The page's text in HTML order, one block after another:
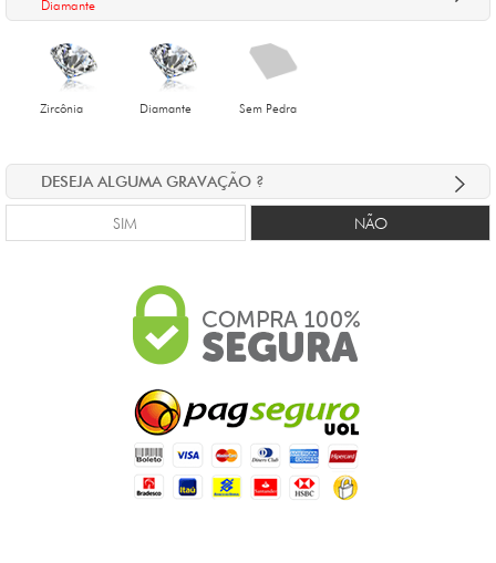
Diamante
Zircônia Diamante Sem Pedra
DESEJA ALGUMA GRAVAÇÃO ?
SIM NÃO